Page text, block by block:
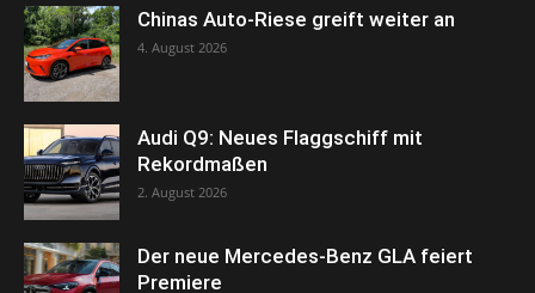
Chinas Auto-Riese greift weiter an
4. August 2026
Audi Q9: Neues Flaggschiff mit
Rekordmaßen
2. August 2026
Der neue Mercedes-Benz GLA feiert
Premiere